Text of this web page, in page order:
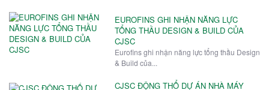
EUROFINS GHI NHẬN NĂNG LỰC
TỔNG THẦU DESIGN & BUILD CỦA
CJSC
Eurofins ghi nhận năng lực tổng thầu Design
& Build của...
CJSC ĐỘNG THỔ DỰ ÁN NHÀ MÁY